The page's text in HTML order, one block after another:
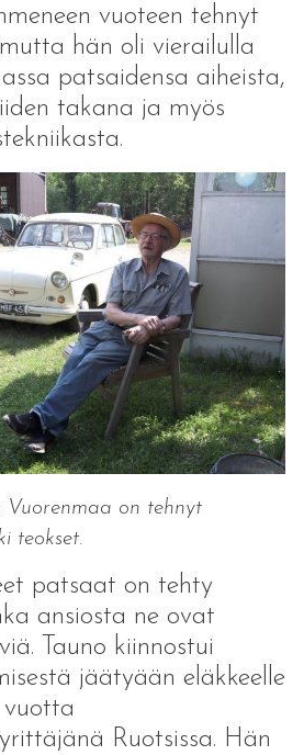
vuoteen tehnyt
hän oli vierailulla
patsaidensa aiheista,
takana ja myös
Vuorenmaa on tehnyt
teokset.
patsaat on tehty
ansiosta ne ovat
Tauno kiinnostui
jäätyään eläkkeelle
Ruotsissa. Hän